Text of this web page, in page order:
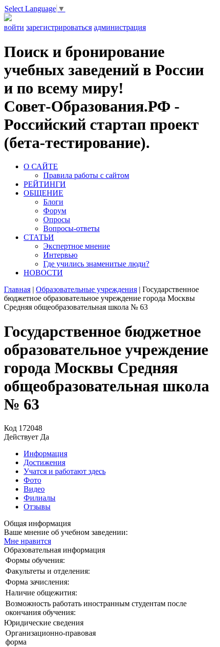
Select Language ▼
войти зарегистрироваться администрация
Поиск и бронирование
учебных заведений в России
и по всему миру!
Совет-Образования.РФ -
Российский стартап проект
(бета-тестирование).
О САЙТЕ
Правила работы с сайтом
РЕЙТИНГИ
ОБЩЕНИЕ
Блоги
Форум
Опросы
Вопросы-ответы
СТАТЬИ
Экспертное мнение
Интервью
Где учились знаменитые люди?
НОВОСТИ
Главная | Образовательные учреждения | Государственное
бюджетное образовательное учреждение города Москвы
Средняя общеобразовательная школа № 63
Государственное бюджетное
образовательное учреждение
города Москвы Средняя
общеобразовательная школа
№ 63
Код 172048
Действует Да
Информация
Достижения
Учатся и работают здесь
Фото
Видео
Филиалы
Отзывы
Общая информация
Ваше мнение об учебном заведении:
Мне нравится
Образовательная информация
Формы обучения:
Факультеты и отделения:
Форма зачисления:
Наличие общежития:
Возможность работать иностранным студентам после
окончания обучения:
Юридические сведения
Организационно-правовая
форма